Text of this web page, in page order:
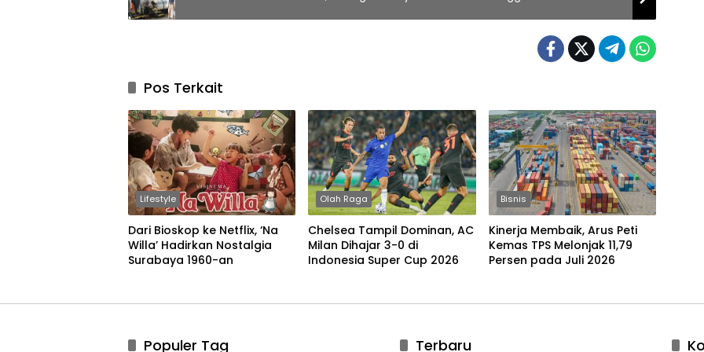
Pos Terkait
Lifestyle
Dari Bioskop ke Netflix, ‘Na
Willa’ Hadirkan Nostalgia
Surabaya 1960-an
Olah Raga
Chelsea Tampil Dominan, AC
Milan Dihajar 3-0 di
Indonesia Super Cup 2026
Bisnis
Kinerja Membaik, Arus Peti
Kemas TPS Melonjak 11,79
Persen pada Juli 2026
Populer Tag Terbaru